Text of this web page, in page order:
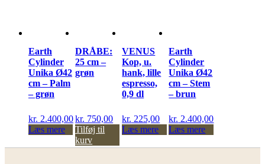
Earth
Cylinder
Unika Ø42
cm – Palm
– grøn
kr. 2.400,00
Læs mere
DRÅBE:
25 cm –
grøn
kr. 750,00
Tilføj til
kurv
VENUS
Kop, u.
hank, lille
espresso,
0,9 dl
kr. 225,00
Læs mere
Earth
Cylinder
Unika Ø42
cm – Stem
– brun
kr. 2.400,00
Læs mere